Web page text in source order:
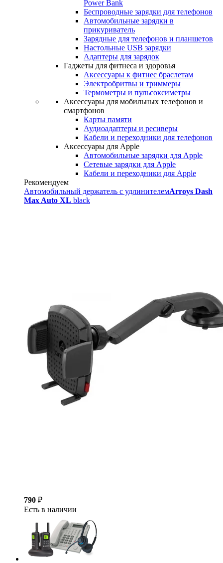
Power Bank
Беспроводные зарядки для телефонов
Автомобильные зарядки в
прикуриватель
Зарядные для телефонов и планшетов
Настольные USB зарядки
Адаптеры для зарядок
Гаджеты для фитнеса и здоровья
Аксессуары к фитнес браслетам
Электробритвы и триммеры
Термометры и пульсоксиметры
Аксессуары для мобильных телефонов и
смартфонов
Карты памяти
Аудиоадаптеры и ресиверы
Кабели и переходники для телефонов
Аксессуары для Apple
Автомобильные зарядки для Apple
Сетевые зарядки для Apple
Кабели и переходники для Apple
Рекомендуем
Автомобильный держатель с удлинителемArroys Dash
Max Auto XL black
790 ₽
Есть в наличии